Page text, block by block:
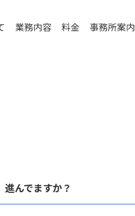
業務内容 料金 事務所案内
んでますか？